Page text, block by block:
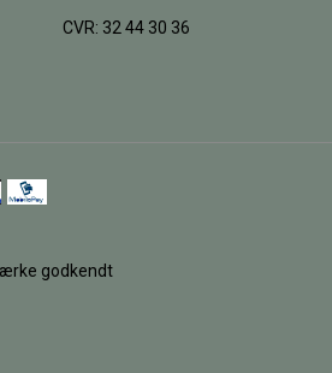
CVR: 32 44 30 36
godkendt